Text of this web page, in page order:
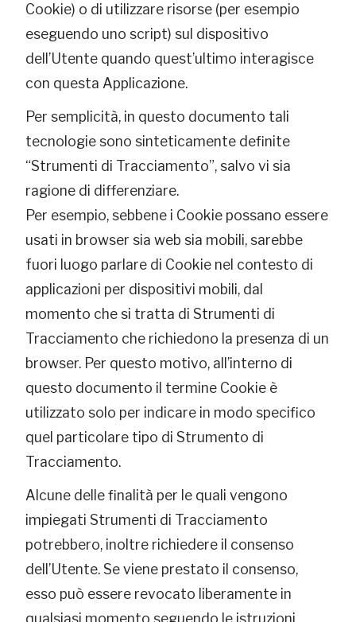
Cookie) o di utilizzare risorse (per esempio
eseguendo uno script) sul dispositivo
dell’Utente quando quest’ultimo interagisce
con questa Applicazione.
Per semplicità, in questo documento tali
tecnologie sono sinteticamente definite
“Strumenti di Tracciamento”, salvo vi sia
ragione di differenziare.
Per esempio, sebbene i Cookie possano essere
usati in browser sia web sia mobili, sarebbe
fuori luogo parlare di Cookie nel contesto di
applicazioni per dispositivi mobili, dal
momento che si tratta di Strumenti di
Tracciamento che richiedono la presenza di un
browser. Per questo motivo, all’interno di
questo documento il termine Cookie è
utilizzato solo per indicare in modo specifico
quel particolare tipo di Strumento di
Tracciamento.
Alcune delle finalità per le quali vengono
impiegati Strumenti di Tracciamento
potrebbero, inoltre richiedere il consenso
dell’Utente. Se viene prestato il consenso,
esso può essere revocato liberamente in
qualsiasi momento seguendo le istruzioni